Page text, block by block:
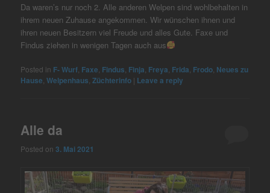
Da waren’s nur noch 2. Alle anderen Welpen sind wohlbehalten in
ihrem neuen Zuhause angekommen. Wir wünschen ihnen und
ihren neuen Besitzern viel Freude und alles Gute. Faxe und
Findus ziehen in wenigen Tagen auch aus
Posted in F- Wurf Faxe Findus Finja Freya Frida Frodo Neues zu
Hause ,Welpenhaus ,Züchterinfo | Leave a reply
Alle da
Posted on3. Mai 2021